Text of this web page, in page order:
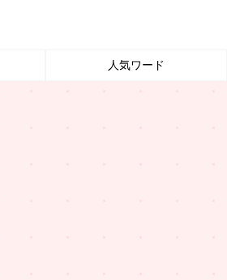
人気ワード